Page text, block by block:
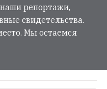
репортажи,
свидетельства.
Мы остаемся